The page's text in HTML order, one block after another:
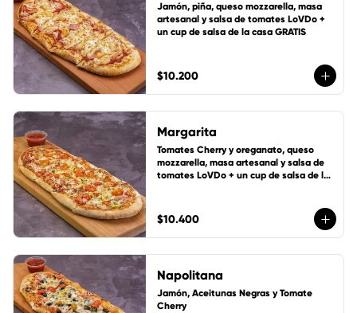
Jamón, piña, queso mozzarella, masa
artesanal y salsa de tomates LoVDo +
un cup de salsa de la casa GRATIS
$10.200
Margarita
Tomates Cherry y oreganato, queso
mozzarella, masa artesanal y salsa de
tomates LoVDo + un cup de salsa de la
$10.400
Napolitana
Jamón, Aceitunas Negras y Tomate
Cherry